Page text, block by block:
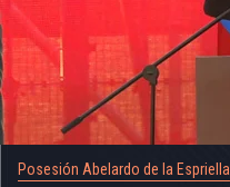
Posesión Abelardo de la Espriella